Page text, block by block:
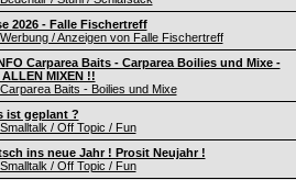
2026 - Falle Fischertreff
Werbung / Anzeigen von Falle Fischertreff
Carparea Baits - Carparea Boilies und Mixe -
MIXEN !!
Carparea Baits - Boilies und Mixe
ist geplant ?
Smalltalk / Off Topic / Fun
ins neue Jahr ! Prosit Neujahr !
Smalltalk / Off Topic / Fun